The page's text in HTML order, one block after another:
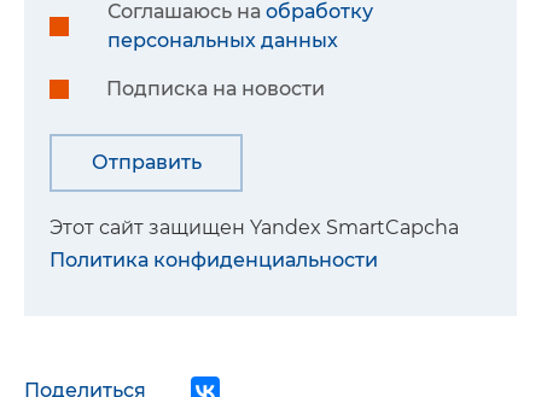
Соглашаюсь на обработку
персональных данных
Подписка на новости
Этот сайт защищен Yandex SmartCapcha
Политика конфиденциальности
Поделиться